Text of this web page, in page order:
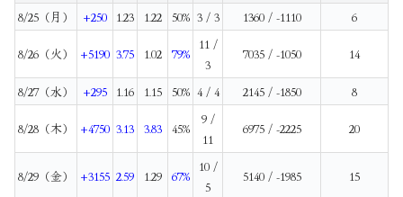
8/25（月）
+250 1.23 1.22 50% 3 / 3 1360 / -1110 6
8/26（火） +5190 3.75 1.02 79%
11 /
3
7035 / -1050 14
8/27（水） +295 1.16 1.15 50% 4 / 4 2145 / -1850 8
8/28（木） +4750 3.13 3.83 45%
9 /
11
6975 / -2225 20
8/29（金） +3155 2.59 1.29 67%
10 /
5
5140 / -1985 15